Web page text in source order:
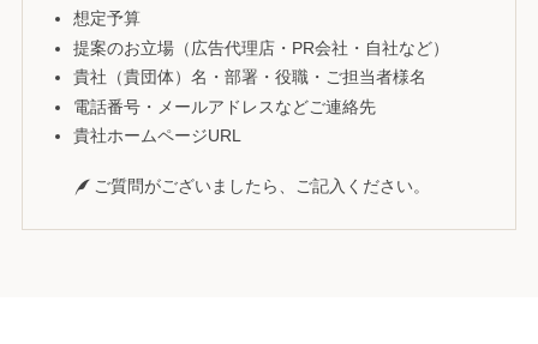
想定予算
提案のお立場（広告代理店・PR会社・自社など）
貴社（貴団体）名・部署・役職・ご担当者様名
電話番号・メールアドレスなどご連絡先
貴社ホームページURL
ご質問がございましたら、ご記入ください。